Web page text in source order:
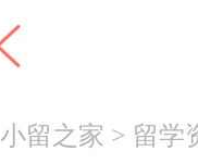
小留之家 > 留学